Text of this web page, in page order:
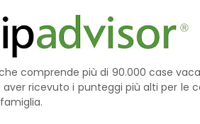
comprende più di 90.000 case
ricevuto i punteggi più alti per le